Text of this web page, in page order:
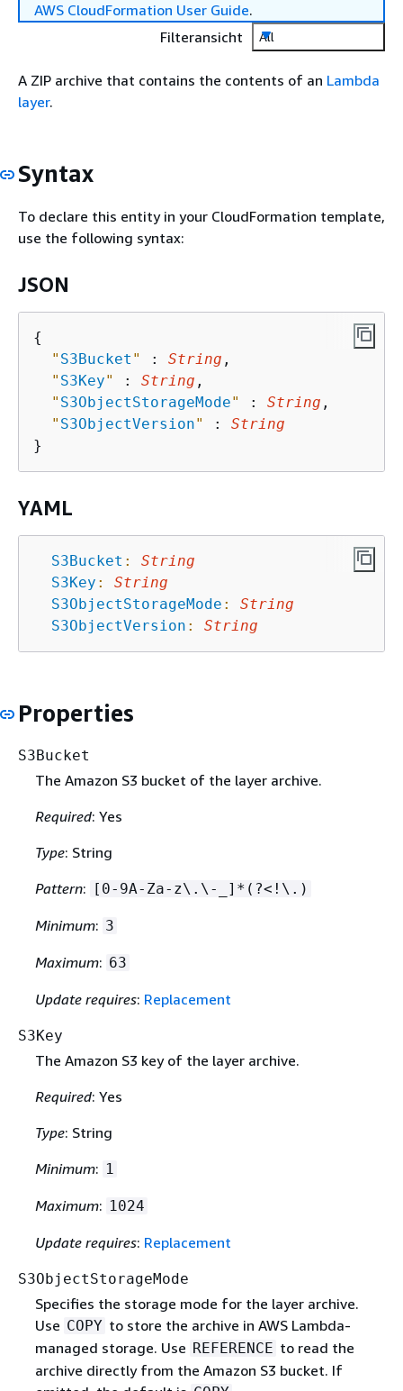
AWS CloudFormation User Guide.
Filteransicht
All
A ZIP archive that contains the contents of an Lambda
layer.
Syntax
To declare this entity in your CloudFormation template,
use the following syntax:
JSON
{
" S3Bucket " : String ,
" S3Key" : String ,
" S3ObjectStorageMode" : String ,
" S3ObjectVersion" : String
YAML
S3Bucket :
String
S3Key :
String
S3ObjectStorageMode :
String
S3ObjectVersion : String
Properties
S3Bucket
The Amazon S3 bucket of the layer archive.
Required: Yes
Type: String
Pattern: [0-9A-Za-z\.\-_]*(?<!\.)
Minimum: 3
Maximum: 63
Update requires: Replacement
S3Key
The Amazon S3 key of the layer archive.
Required: Yes
Type: String
Minimum: 1
Maximum: 1024
Update requires: Replacement
S3ObjectStorageMode
Specifies the storage mode for the layer archive.
Use COPY to store the archive in AWS Lambda-
managed storage. Use REFERENCE to read the
archive directly from the Amazon S3 bucket. If